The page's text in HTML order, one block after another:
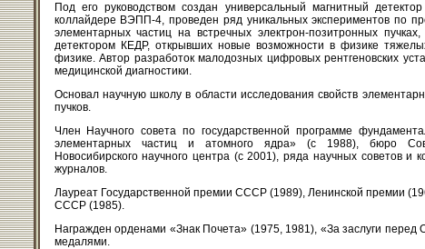
Под его руководством создан универсальный магнитный
коллайдере ВЭПП-4, проведен ряд уникальных экспериментов по
элементарных частиц на встречных электрон-позитронных
детектором КЕДР, открывших новые возможности в физике
физике. Автор разработок малодозных цифровых рентгеновских
медицинской диагностики.
Основал научную школу в области исследования свойств
пучков.
Член Научного совета по государственной программе
элементарных частиц и атомного ядра» (с 1988), бюро
Новосибирского научного центра (с 2001), ряда научных советов и
журналов.
Лауреат Государственной премии СССР (1989), Ленинской премии
СССР (1985).
Награжден орденами «Знак Почета» (1975, 1981), «За заслуги перед
медалями.